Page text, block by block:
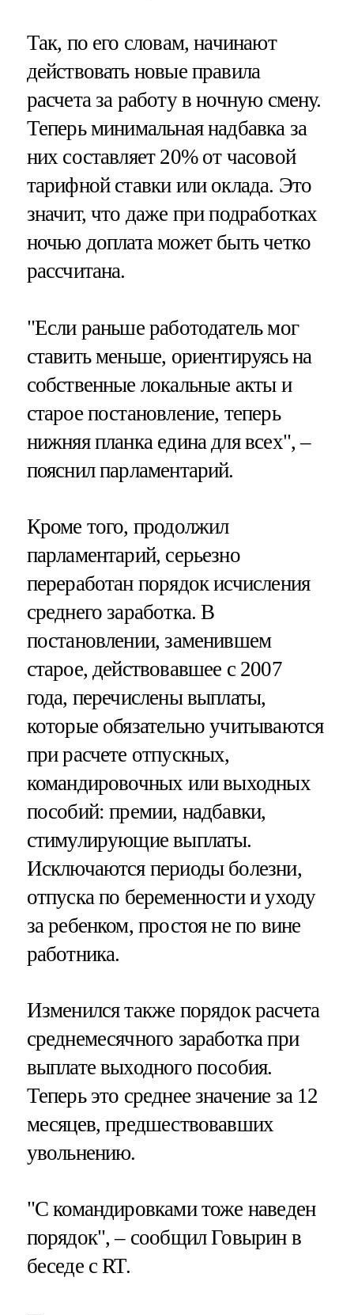
Так, по его словам, начинают
действовать новые правила
расчета за работу в ночную смену.
Теперь минимальная надбавка за
них составляет 20% от часовой
тарифной ставки или оклада. Это
значит, что даже при подработках
ночью доплата может быть четко
рассчитана.
"Если раньше работодатель мог
ставить меньше, ориентируясь на
собственные локальные акты и
старое постановление, теперь
нижняя планка едина для всех", –
пояснил парламентарий.
Кроме того, продолжил
парламентарий, серьезно
переработан порядок исчисления
среднего заработка. В
постановлении, заменившем
старое, действовавшее с 2007
года, перечислены выплаты,
которые обязательно учитываются
при расчете отпускных,
командировочных или выходных
пособий: премии, надбавки,
стимулирующие выплаты.
Исключаются периоды болезни,
отпуска по беременности и уходу
за ребенком, простоя не по вине
работника.
Изменился также порядок расчета
среднемесячного заработка при
выплате выходного пособия.
Теперь это среднее значение за 12
месяцев, предшествовавших
увольнению.
"С командировками тоже наведен
порядок", – сообщил Говырин в
беседе с RT.